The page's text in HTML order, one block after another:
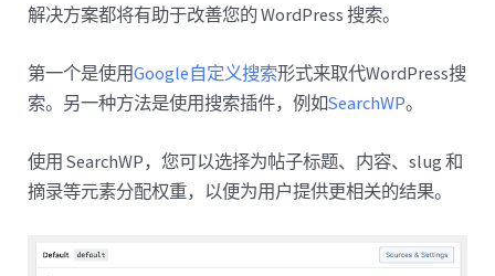
解决方案都将有助于改善您的 WordPress 搜索。
第一个是使用Google自定义搜索形式来取代WordPress搜
索。另一种方法是使用搜索插件，例如SearchWP。
使用 SearchWP，您可以选择为帖子标题、内容、slug 和
摘录等元素分配权重，以便为用户提供更相关的结果。